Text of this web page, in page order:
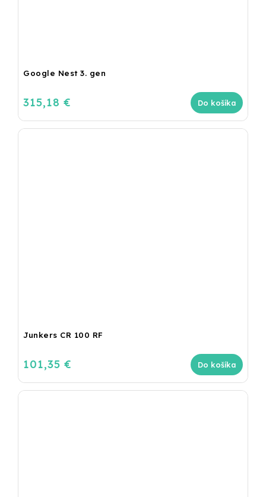
Google Nest 3. gen
315,18 € Do košíka
Junkers CR 100 RF
101,35 € Do košíka